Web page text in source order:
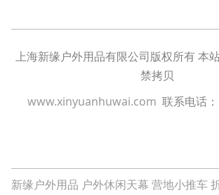
上海新缘户外用品有限公司版权所有 本
禁拷贝
www.xinyuanhuwai.com 联系电话
新缘户外用品 户外休闲天幕 营地小推车